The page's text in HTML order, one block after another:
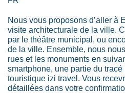
Nous vous proposons d’aller à
visite architecturale de la ville.
par le théâtre municipal, ou
de la ville. Ensemble, nous
rues et les monuments en
smartphone, une partie du
touristique izi travel. Vous
détaillées dans votre